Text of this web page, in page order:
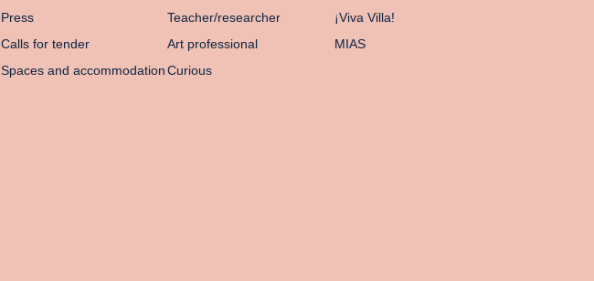
Press
Calls for tender
Spaces and accommodation
Teacher/researcher
Art professional
Curious
¡Viva Villa!
MIAS